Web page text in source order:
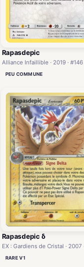
Rapasdepic
Alliance Infaillible · 2019 · #146
PEU COMMUNE
Rapasdepic δ
EX : Gardiens de Cristal · 2007
RARE V1